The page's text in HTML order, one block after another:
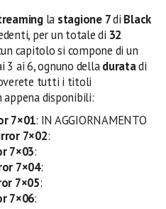
la stagione 7di Black
per un totale di 32
capitolo si compone di un
3 ai 6, ognuno delladuratadi
tutti i titoli
disponibili:
7×01: IN AGGIORNAMENTO
7×02:
7×03:
7×04:
7×05:
7×06: